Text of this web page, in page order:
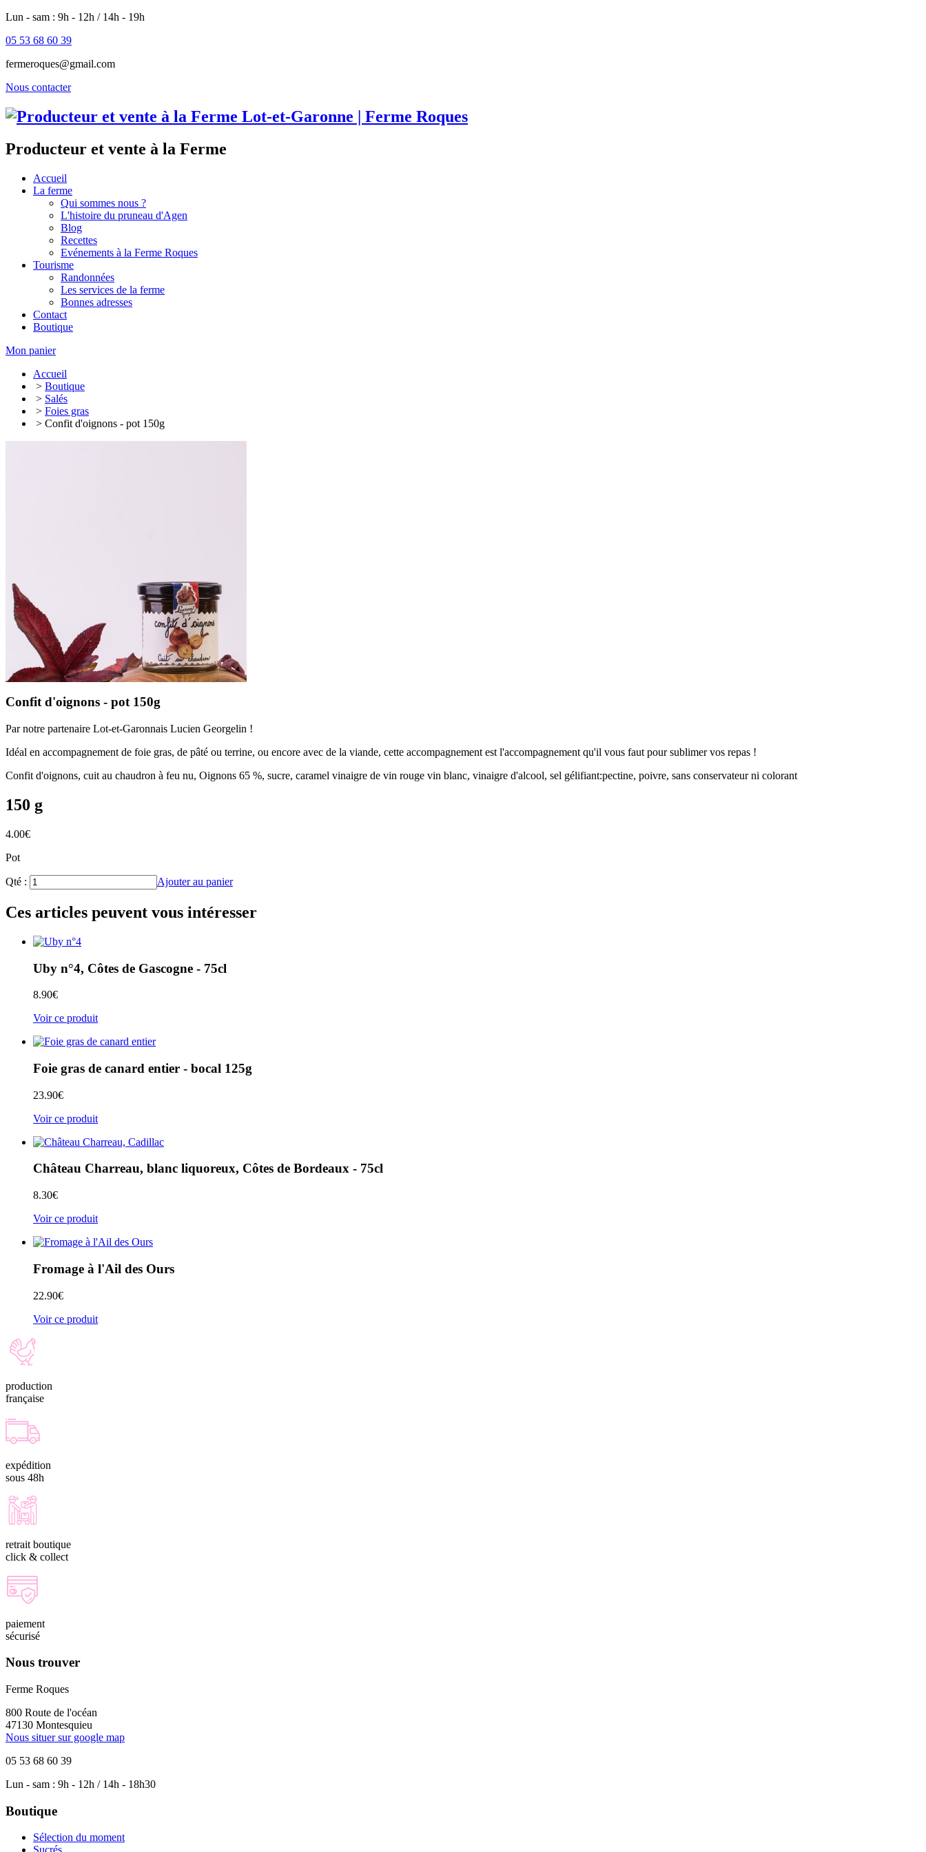
Lun - sam : 9h - 12h / 14h - 19h
05 53 68 60 39
fermeroques@gmail.com
Nous contacter
Producteur et vente à la Ferme
Accueil
La ferme
Qui sommes nous ?
L'histoire du pruneau d'Agen
Blog
Recettes
Evénements à la Ferme Roques
Tourisme
Randonnées
Les services de la ferme
Bonnes adresses
Contact
Boutique
Mon panier
Accueil
> Boutique
> Salés
> Foies gras
> Confit d'oignons - pot 150g
Confit d'oignons - pot 150g
Par notre partenaire Lot-et-Garonnais Lucien Georgelin !
Idéal en accompagnement de foie gras, de pâté ou terrine, ou encore avec de la viande, cette accompagnement est l'accompagnement qu'il vous faut pour sublimer vos repas !
Confit d'oignons, cuit au chaudron à feu nu, Oignons 65 %, sucre, caramel vinaigre de vin rouge vin blanc, vinaigre d'alcool, sel gélifiant:pectine, poivre, sans conservateur ni colorant
150 g
4.00€
Pot
Qté : Ajouter au panier
Ces articles peuvent vous intéresser
Uby n°4, Côtes de Gascogne - 75cl
8.90€
Voir ce produit
Foie gras de canard entier - bocal 125g
23.90€
Voir ce produit
Château Charreau, blanc liquoreux, Côtes de Bordeaux - 75cl
8.30€
Voir ce produit
Fromage à l'Ail des Ours
22.90€
Voir ce produit
production
française
expédition
sous 48h
retrait boutique
click & collect
paiement
sécurisé
Nous trouver
Ferme Roques
800 Route de l'océan
47130 Montesquieu
Nous situer sur google map
05 53 68 60 39
Lun - sam : 9h - 12h / 14h - 18h30
Boutique
Sélection du moment